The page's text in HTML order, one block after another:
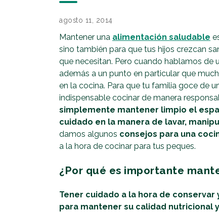
agosto 11, 2014
Mantener una alimentación saludable
sino también para que tus hijos crezcan
que necesitan. Pero cuando hablamos de
además a un punto en particular que
en la cocina. Para que tu familia goce de
indispensable cocinar de manera
simplemente mantener limpio el
cuidado en la manera de lavar,
damos algunos consejos para una
a la hora de cocinar para tus peques.
¿Por qué es importante
Tener cuidado a la hora de
para mantener su calidad nutricional